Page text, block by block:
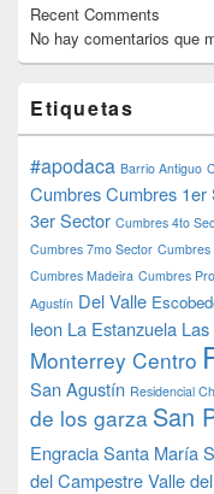
Recent Comments
No hay comentarios que
Etiquetas
#apodaca Barrio Antiguo
CumbresCumbres 1er
3er Sector Cumbres 4to
Cumbres 7mo Sector Cumbres
Cumbres Madeira Cumbres
Agustín Del Valle
leon La Estanzuela
Monterrey Centro
San Agustín Residencial
de los garza San
EngraciaSanta María
del CampestreValle